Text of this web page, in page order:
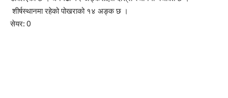
शीर्षस्थानमा रहेको पोखराको १४ अङ्क छ ।
सेयर: 0